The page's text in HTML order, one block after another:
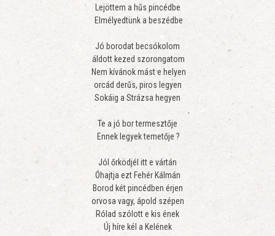
Lejöttem a hűs pincédbe
Elmélyedtünk a beszédbe
Jó borodat becsókolom
áldott kezed szorongatom
Nem kívánok mást e helyen
orcád derűs, piros legyen
Sokáig a Strázsa hegyen
Te a jó bor termesztője
Ennek legyek temetője ?
Jól őrködjél itt e vártán
Óhajtja ezt Fehér Kálmán
Borod két pincédben érjen
orvosa vagy, ápold szépen
Rólad szólott e kis ének
Új híre kél a Kelének